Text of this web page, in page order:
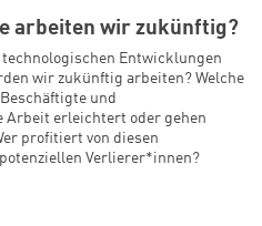
arbeiten wir zukünftig?
technologischen Entwicklungen
wir zukünftig arbeiten? Welche
und
erleichtert oder gehen
profitiert von diesen
Verlierer*innen?